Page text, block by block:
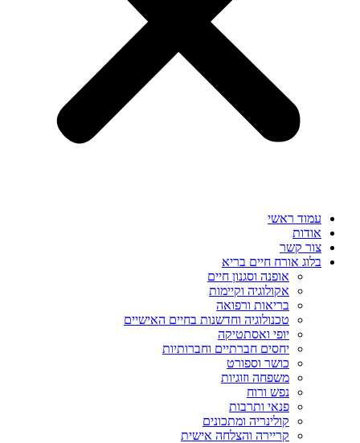
עמוד ראשי
אודות
צור קשר
בלוג אורח חיים בריא
אופנה וסגנון חיים
אקולוגיה וקיימות
בריאות ורפואה
טכנולוגיה וחדשנות בחיים האישיים
יופי ואסתטיקה
יחסים חברתיים וחברותיות
כושר וספורט
משפחה וזוגיות
נפש ורוח
פנאי ותרבות
קולינריה ומתכונים
קריירה והצלחה אישית